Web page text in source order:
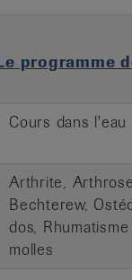
programme
Cours dans l'eau
Arthrite,
Bechterew,
dos,
molles